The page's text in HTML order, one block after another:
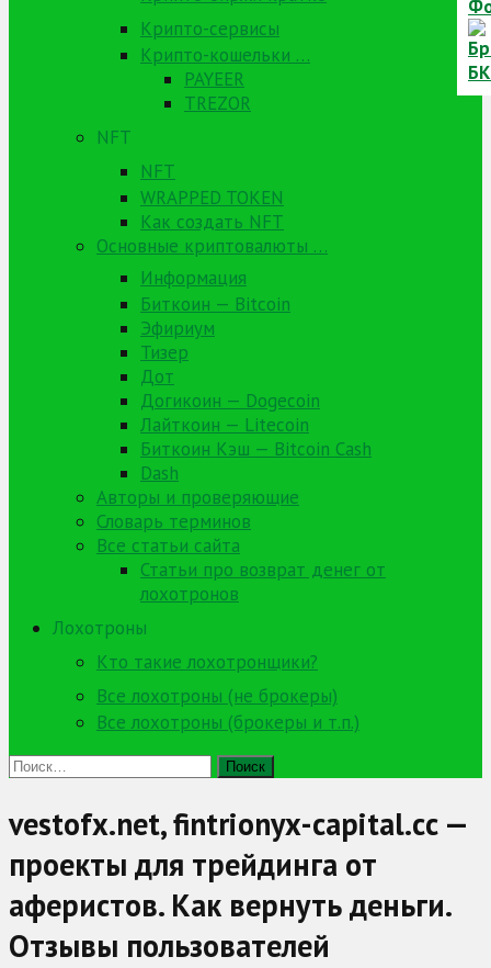
Крипто-сервисы
Крипто-кошельки …
PAYEER
TREZOR
NFT
NFT
WRAPPED TOKEN
Как создать NFT
Основные криптовалюты …
Информация
Биткоин — Bitcoin
Эфириум
Тизер
Дот
Догикоин — Dogecoin
Лайткоин — Litecoin
Биткоин Кэш — Bitcoin Cash
Dash
Авторы и проверяющие
Словарь терминов
Все статьи сайта
Статьи про возврат денег от
лохотронов
Лохотроны
Кто такие лохотронщики?
Все лохотроны (не брокеры)
Все лохотроны (брокеры и т.п.)
Найти:
vestofx.net, fintrionyx-capital.cc —
проекты для трейдинга от
аферистов. Как вернуть деньги.
Отзывы пользователей